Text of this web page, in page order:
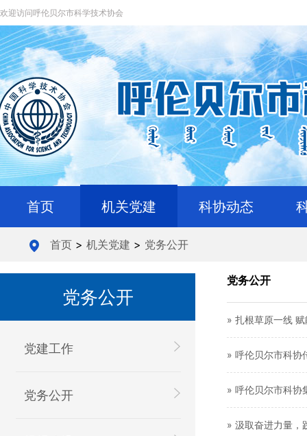
欢迎访问呼伦贝尔市科学技术协会
首页 机关党建 科协动态
首页> 机关党建 > 党务公开
党务公开
党建工作
党务公开
党务公开
» 扎根草原一线
» 呼伦贝尔市科协
» 呼伦贝尔市科协
» 汲取奋进力量